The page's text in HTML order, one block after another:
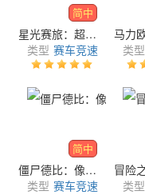
简中
星光赛旅：超级卡丁车（Starlit On Wheels: Super Kart）
类型 赛车竞速
类型
简中
僵尸德比：像素生存（Zombie Derby: Pixel Survival）
类型 赛车竞速
类型